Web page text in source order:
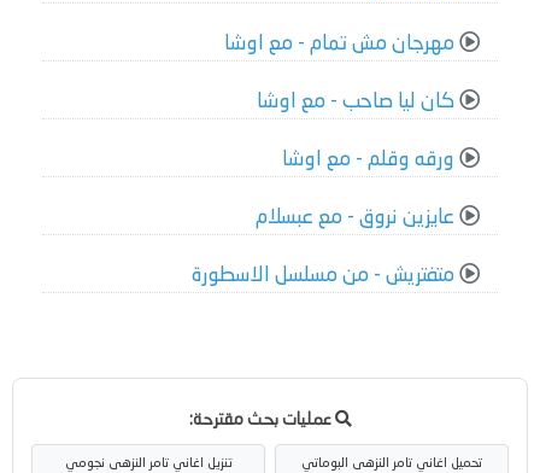
مهرجان مش تمام - مع اوشا
كان ليا صاحب - مع اوشا
ورقه وقلم - مع اوشا
عايزين نروق - مع عبسلام
متفتريش - من مسلسل الاسطورة
عمليات بحث مقترحة:
تحميل اغاني تامر النزهى البوماتي تنزيل اغاني تامر النزهى نجومي